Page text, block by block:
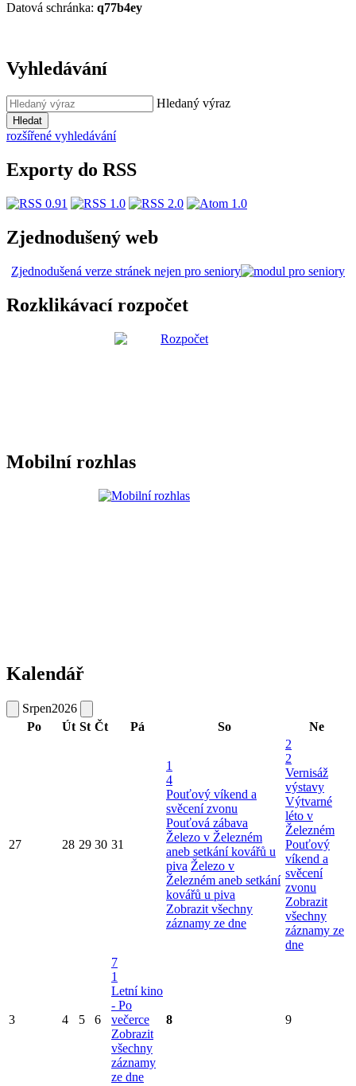
Datová schránka: q77b4ey
Vyhledávání
Hledaný výraz
Hledat
rozšířené vyhledávání
Exporty do RSS
Zjednodušený web
Zjednodušená verze stránek nejen pro seniory
Rozklikávací rozpočet
Mobilní rozhlas
Kalendář
Srpen2026
Po
Út St Čt Pá So Ne
27 28 29 30 31
1
4
Pouťový víkend a
svěcení zvonu
Pouťová zábava
Železo v Železném
aneb setkání kovářů u
piva Železo v
Železném aneb setkání
kovářů u piva
Zobrazit všechny
záznamy ze dne
2
2
Vernisáž
výstavy
Výtvarné
léto v
Železném
Pouťový
víkend a
svěcení
zvonu
Zobrazit
všechny
záznamy ze
dne
3 4 5 6
7
1
Letní kino
- Po
večerce
Zobrazit
všechny
záznamy
ze dne
8 9